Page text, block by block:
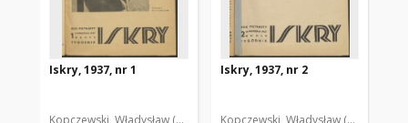
Iskry, 1937, nr 1
Kopczewski, Władysław (1888-1969). Red. i Wyd.
Iskry, 1937, nr 2
Kopczewski, Władysław (1888-